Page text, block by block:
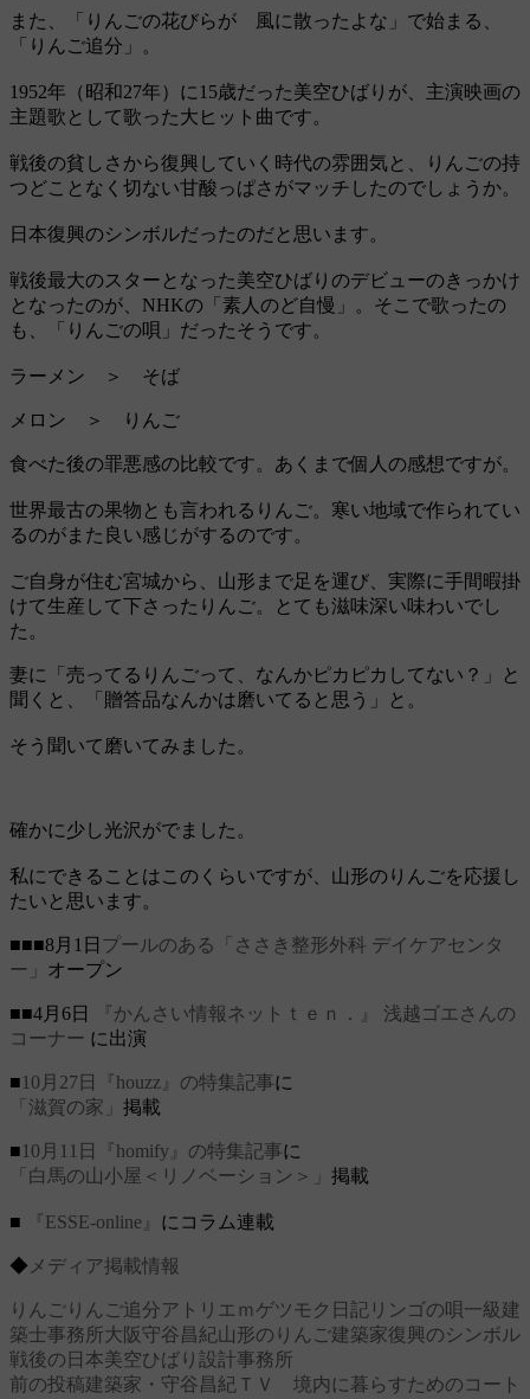
また、「りんごの花びらが 風に散ったよな」で始まる、
「りんご追分」。
1952年（昭和27年）に15歳だった美空ひばりが、主演映画の
主題歌として歌った大ヒット曲です。
戦後の貧しさから復興していく時代の雰囲気と、りんごの持
つどことなく切ない甘酸っぱさがマッチしたのでしょうか。
日本復興のシンボルだったのだと思います。
戦後最大のスターとなった美空ひばりのデビューのきっかけ
となったのが、NHKの「素人のど自慢」。そこで歌ったの
も、「りんごの唄」だったそうです。
ラーメン ＞ そば
メロン ＞ りんご
食べた後の罪悪感の比較です。あくまで個人の感想ですが。
世界最古の果物とも言われるりんご。寒い地域で作られてい
るのがまた良い感じがするのです。
ご自身が住む宮城から、山形まで足を運び、実際に手間暇掛
けて生産して下さったりんご。とても滋味深い味わいでし
た。
妻に「売ってるりんごって、なんかピカピカしてない？」と
聞くと、「贈答品なんかは磨いてると思う」と。
そう聞いて磨いてみました。
確かに少し光沢がでました。
私にできることはこのくらいですが、山形のりんごを応援し
たいと思います。
■■■8月1日 プールのある「ささき整形外科 デイケアセンタ
ー」 オープン
■■4月6日 『かんさい情報ネットｔｅｎ．』
浅越ゴエさんの
コーナー に出演
■10月27日『houzz』の特集記事に
「滋賀の家」 掲載
■10月11日『homify』の特集記事に
「白馬の山小屋＜リノベーション＞」 掲載
■ 『ESSE-online』 にコラム連載
◆ メディア掲載情報
りんごりんご追分アトリエｍゲツモク日記 リンゴの唄 一級建
築士事務所大阪守谷昌紀山形のりんご建築家復興のシンボル
戦後の日本美空ひばり 設計事務所
投
前の投稿建築家・守谷昌紀ＴＶ 境内に暮らすためのコート